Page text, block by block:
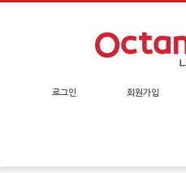
로그인 회원가입